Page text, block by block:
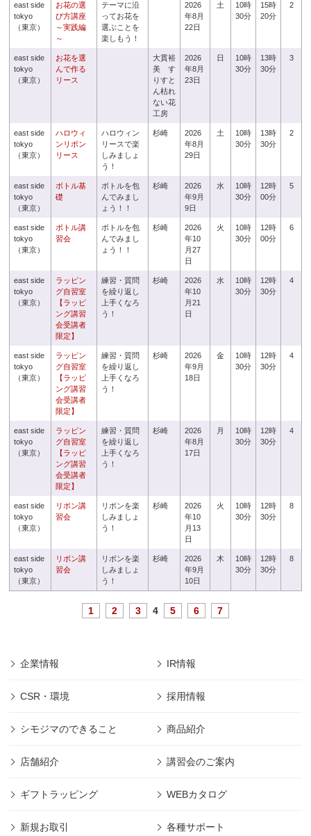
east side
tokyo
（東京）
お花の選
び方講座
～実践編
～
テーマに沿
ってお花を
選ぶことを
楽しもう！
2026
年8月
22日
土
10時
30分
15時
20分
2
east side
tokyo
（東京）
お花を選
んで作る
リース
大貫裕
美 す
りすと
ん枯れ
ない花
工房
2026
年8月
23日
日
10時
30分
13時
30分
3
east side
tokyo
（東京）
ハロウィ
ンリボン
リース
ハロウィン
リースで楽
しみましょ
う！
杉崎
2026
年8月
29日
土
10時
30分
13時
30分
2
east side
tokyo
（東京）
ボトル基
礎
ボトルを包
んでみまし
ょう！！
杉崎
2026
年9月
9日
水
10時
30分
12時
00分
5
east side
tokyo
（東京）
ボトル講
習会
ボトルを包
んでみまし
ょう！！
杉崎
2026
年10
月27
日
火
10時
30分
12時
00分
6
east side
tokyo
（東京）
ラッピン
グ自習室
【ラッピ
ング講習
会受講者
限定】
練習・質問
を繰り返し
上手くなろ
う！
杉崎
2026
年10
月21
日
水
10時
30分
12時
30分
4
east side
tokyo
（東京）
ラッピン
グ自習室
【ラッピ
ング講習
会受講者
限定】
練習・質問
を繰り返し
上手くなろ
う！
杉崎
2026
年9月
18日
金
10時
30分
12時
30分
4
east side
tokyo
（東京）
ラッピン
グ自習室
【ラッピ
ング講習
会受講者
限定】
練習・質問
を繰り返し
上手くなろ
う！
杉崎
2026
年8月
17日
月
10時
30分
12時
30分
4
east side
tokyo
（東京）
リボン講
習会
リボンを楽
しみましょ
う！
杉崎
2026
年10
月13
日
火
10時
30分
12時
30分
8
east side
tokyo
（東京）
リボン講
習会
リボンを楽
しみましょ
う！
杉崎
2026
年9月
10日
木
10時
30分
12時
30分
8
1 2 3 4 5 6 7
企業情報 IR情報
CSR・環境 採用情報
シモジマのできること 商品紹介
店舗紹介 講習会のご案内
ギフトラッピング WEBカタログ
新規お取引 各種サポート